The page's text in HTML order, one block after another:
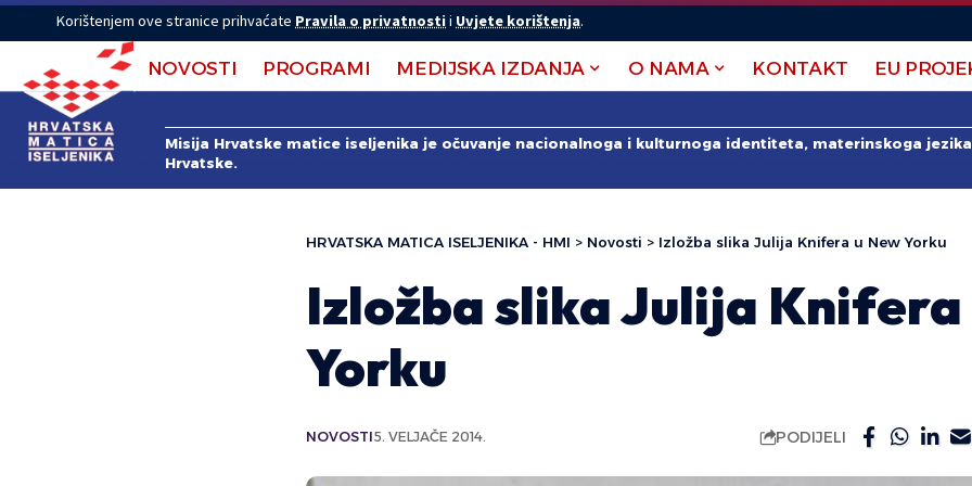
Korištenjem ove stranice prihvaćate Pravila o privatnostii Uvjete korištenja.
NOVOSTI PROGRAMI MEDIJSKA IZDANJA O NAMA KONTAKT EU
Misija Hrvatske matice iseljenika je očuvanje nacionalnoga i kulturnoga identiteta, materinskoga
Hrvatske.
HRVATSKA MATICA ISELJENIKA - HMI > Novosti > Izložba slika Julija Knifera u New Yorku
Izložba slika Julija Knifera
Yorku
NOVOSTI5. VELJAČE 2014. PODIJELI